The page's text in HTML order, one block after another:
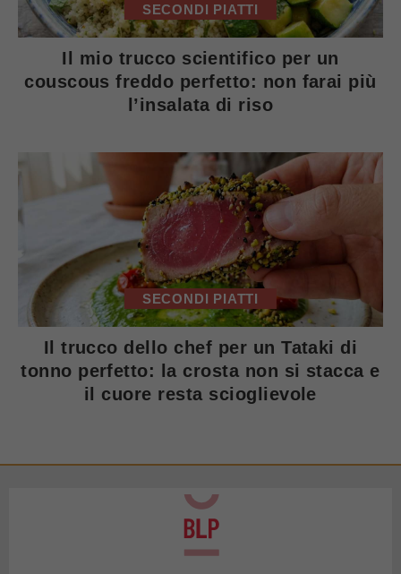
SECONDI PIATTI
Il mio trucco scientifico per un
couscous freddo perfetto: non farai più
l’insalata di riso
SECONDI PIATTI
Il trucco dello chef per un Tataki di
tonno perfetto: la crosta non si stacca e
il cuore resta scioglievole